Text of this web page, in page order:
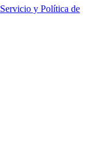
y Política de